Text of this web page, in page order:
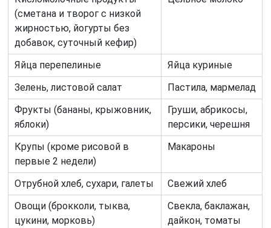
(сметана и творог с низкой
жирностью, йогурты без
добавок, суточный кефир)
Яйца перепелиные
Яйца куриные
Зелень, листовой салат
Пастила, мармелад
Фрукты (бананы, крыжовник,
яблоки)
Груши, абрикосы,
персики, черешня
Крупы (кроме рисовой в
первые 2 недели)
Макароны
Отрубной хлеб, сухари, галеты
Свежий хлеб
Овощи (брокколи, тыква,
цукини, морковь)
Свекла, баклажан,
дайкон, томаты